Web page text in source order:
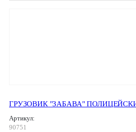
ГРУЗОВИК "ЗАБАВА"
Артикул:
90751